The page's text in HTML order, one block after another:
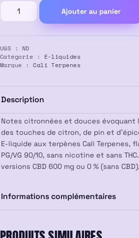
quantité
liquide
CBD
Critical
Ajouter au panier
UGS : ND
Catégorie : E-liquides
Marque :Cali Terpenes
Description
Notes citronnées et douces évoquant
des touches de citron, de pin et
E-liquide aux terpènes Cali Terpenes,
PG/VG 90/10, sans nicotine et sans
versions CBD 600 mg ou 0 % (sans CBD).
Informations complémentaires